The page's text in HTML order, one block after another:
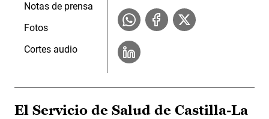
Notas de prensa
Fotos
Cortes audio
El Servicio de Salud de Castilla-La